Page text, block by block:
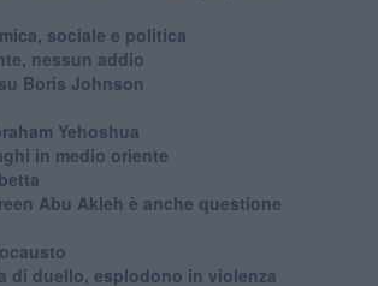
sociale e politica
nessun addio
Boris Johnson
Yehoshua
in medio oriente
Abu Akleh è anche questione
di duello, esplodono in violenza